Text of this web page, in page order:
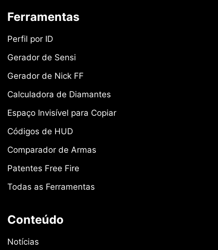
Ferramentas
Perfil por ID
Gerador de Sensi
Gerador de Nick FF
Calculadora de Diamantes
Espaço Invisível para Copiar
Códigos de HUD
Comparador de Armas
Patentes Free Fire
Todas as Ferramentas
Conteúdo
Notícias